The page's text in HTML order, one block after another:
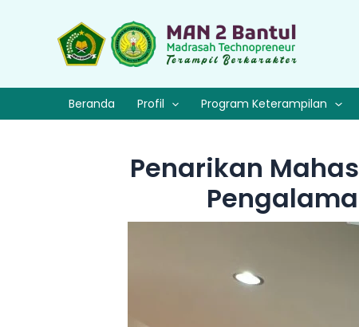
Beranda Profil Program Keterampilan
Penarikan